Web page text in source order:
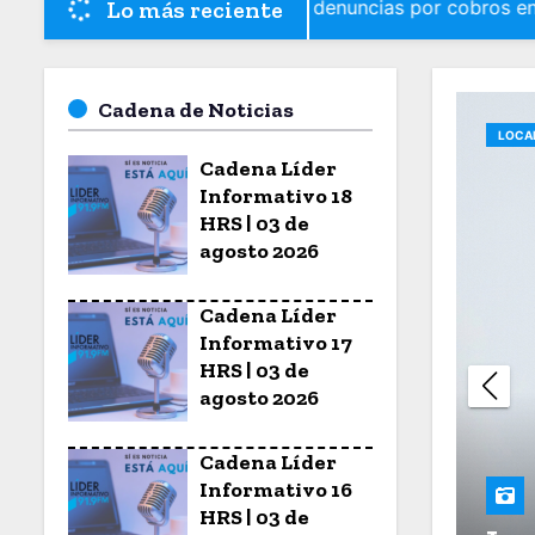
Lo más reciente
Jalisco sin denuncias por cobros en Puente
Cadena de Noticias
Cadena Líder
Informativo 18
HRS | 03 de
agosto 2026
Cadena Líder
Informativo 17
HRS | 03 de
agosto 2026
Cadena Líder
Informativo 16
HRS | 03 de
Jalisco presión del